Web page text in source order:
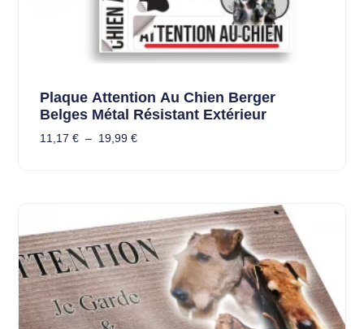
Plaque Attention Au Chien Berger
Belges Métal Résistant Extérieur
11,17 € – 19,99 €